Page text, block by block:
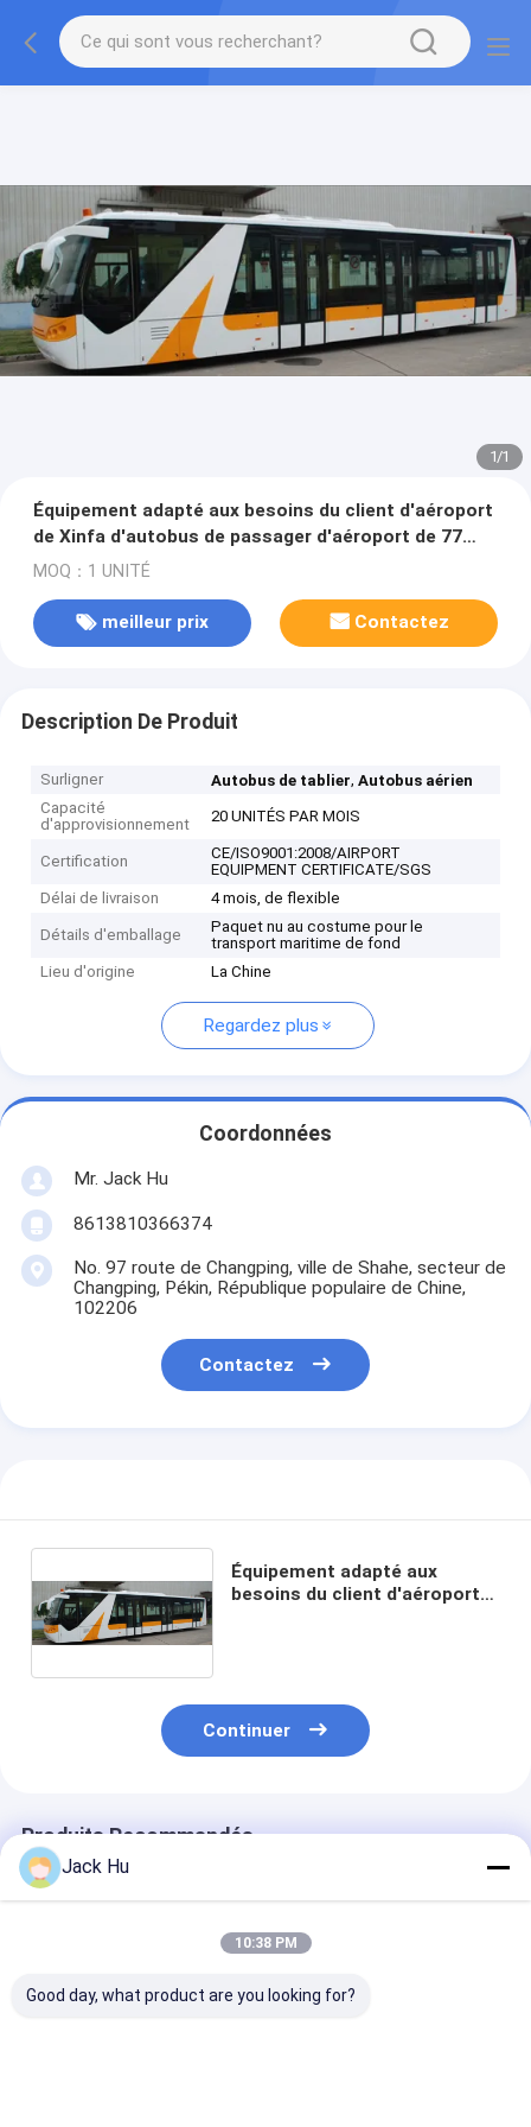
1/1
Équipement adapté aux besoins du client d'aéroport
de Xinfa d'autobus de passager d'aéroport de 77
passagers
MOQ：1 UNITÉ
meilleur prix Contactez
Description De Produit
Surligner Autobus de tablier,Autobus aérien
Capacité
d'approvisionnement
20 UNITÉS PAR MOIS
Certification
CE/ISO9001:2008/AIRPORT
EQUIPMENT CERTIFICATE/SGS
Délai de livraison
4 mois, de flexible
Détails d'emballage
Paquet nu au costume pour le
transport maritime de fond
Lieu d'origine
La Chine
Regardez plus
Coordonnées
Mr. Jack Hu
8613810366374
No. 97 route de Changping, ville de Shahe, secteur de
Changping, Pékin, République populaire de Chine,
102206
Contactez
Équipement adapté aux
besoins du client d'aéroport
Continuer
Produits Recommandés
Jack Hu
10:38 PM
Good day, what product are you looking for?